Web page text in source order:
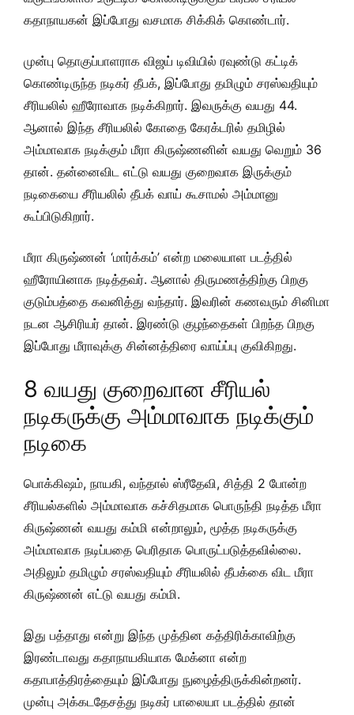
கதாநாயகன் இப்போது வசமாக சிக்கிக் கொண்டார்.
முன்பு தொகுப்பாளராக விஜய் டிவியில் ரவுண்டு கட்டிக்
கொண்டிருந்த நடிகர் தீபக், இப்போது தமிழும் சரஸ்வதியும்
சீரியலில் ஹீரோவாக நடிக்கிறார். இவருக்கு வயது 44.
ஆனால் இந்த சீரியலில் கோதை கேரக்டரில் தமிழில்
அம்மாவாக நடிக்கும் மீரா கிருஷ்ணனின் வயது வெறும் 36
தான். தன்னைவிட எட்டு வயது குறைவாக இருக்கும்
நடிகையை சீரியலில் தீபக் வாய் கூசாமல் அம்மானு
கூப்பிடுகிறார்.
மீரா கிருஷ்ணன் ‘மார்க்கம்’ என்ற மலையாள படத்தில்
ஹீரோயினாக நடித்தவர். ஆனால் திருமணத்திற்கு பிறகு
குடும்பத்தை கவனித்து வந்தார். இவரின் கணவரும் சினிமா
நடன ஆசிரியர் தான். இரண்டு குழந்தைகள் பிறந்த பிறகு
இப்போது மீராவுக்கு சின்னத்திரை வாய்ப்பு குவிகிறது.
8 வயது குறைவான சீரியல்
நடிகருக்கு அம்மாவாக நடிக்கும்
நடிகை
பொக்கிஷம், நாயகி, வந்தால் ஸ்ரீதேவி, சித்தி 2 போன்ற
சீரியல்களில் அம்மாவாக கச்சிதமாக பொருந்தி நடித்த மீரா
கிருஷ்ணன் வயது கம்மி என்றாலும், மூத்த நடிகருக்கு
அம்மாவாக நடிப்பதை பெரிதாக பொருட்படுத்தவில்லை.
அதிலும் தமிழும் சரஸ்வதியும் சீரியலில் தீபக்கை விட மீரா
கிருஷ்ணன் எட்டு வயது கம்மி.
இது பத்தாது என்று இந்த முத்தின கத்திரிக்காவிற்கு
இரண்டாவது கதாநாயகியாக மேக்னா என்ற
கதாபாத்திரத்தையும் இப்போது நுழைத்திருக்கின்றனர்.
முன்பு அக்கடதேசத்து நடிகர் பாலையா படத்தில் தான்